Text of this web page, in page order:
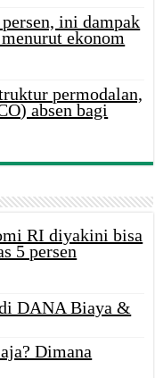
ini dampak
ekonom
permodalan,
absen bagi
RI diyakini bisa
5 persen
DANA Biaya &
Dimana